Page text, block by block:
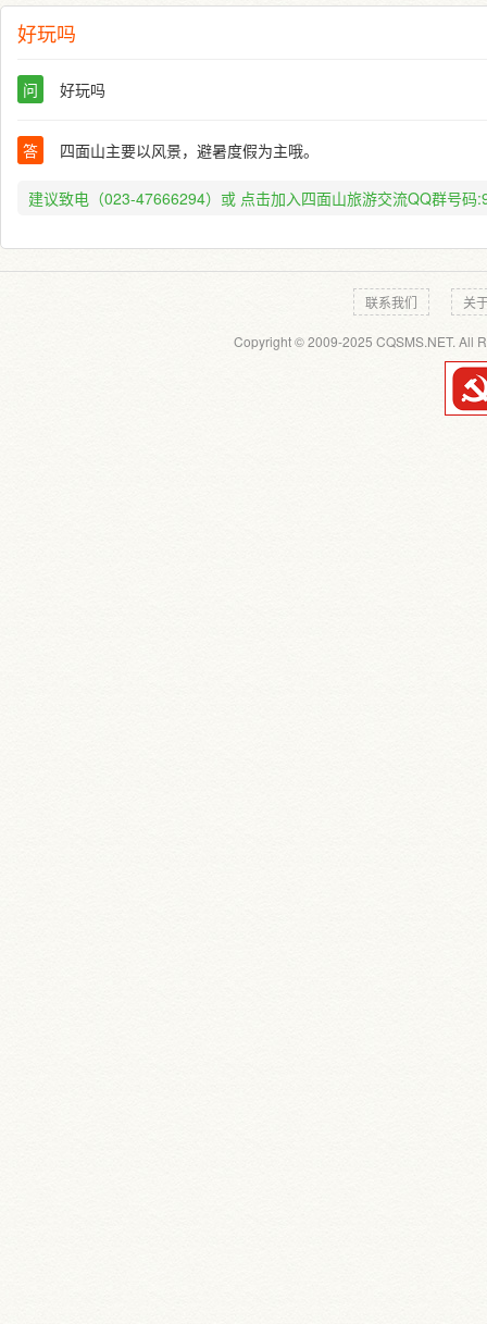
好玩吗
问 好玩吗
答 四面山主要以风景，避暑度假为主哦。
建议致电（023-47666294）或 点击加入四面山旅游交流QQ群号码
联系我们 关
Copyright © 2009-2025 CQSMS.NET. All